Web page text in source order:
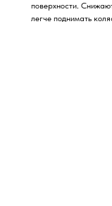
поверхности.
легче поднимать